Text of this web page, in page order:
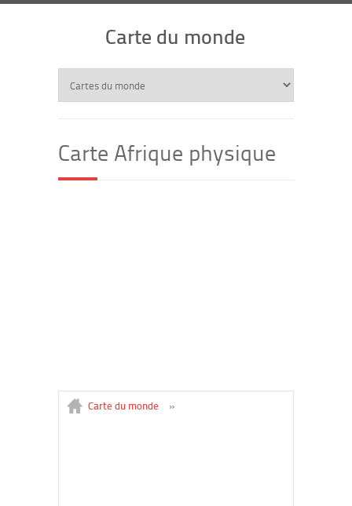
Carte du monde
Carte Afrique physique
Carte du monde »